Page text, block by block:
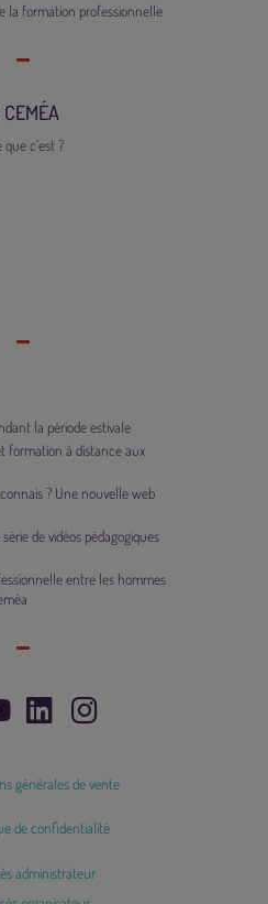
la formation professionnelle
que c’est ?
la période estivale
formation à distance aux
? Une nouvelle web
de vidéos pédagogiques
entre les hommes
générales de vente
de confidentialité
administrateur